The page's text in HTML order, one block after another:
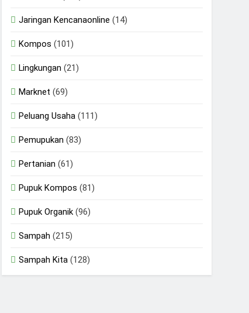
Jaringan Kencanaonline (14)
Kompos (101)
Lingkungan (21)
Marknet (69)
Peluang Usaha (111)
Pemupukan (83)
Pertanian (61)
Pupuk Kompos (81)
Pupuk Organik (96)
Sampah (215)
Sampah Kita (128)